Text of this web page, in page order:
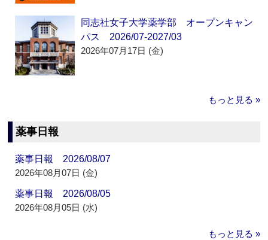
同志社女子大学薬学部 オープンキャン
パス 2026/07-2027/03
2026年07月17日 (金)
もっと見る »
薬事日報
薬事日報 2026/08/07
2026年08月07日 (金)
薬事日報 2026/08/05
2026年08月05日 (水)
もっと見る »